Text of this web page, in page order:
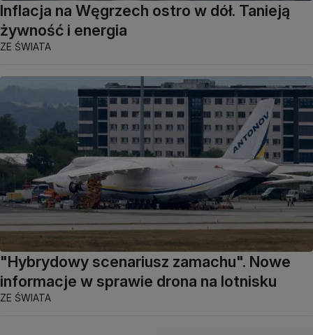
Inflacja na Węgrzech ostro w dół. Tanieją
żywność i energia
ZE ŚWIATA
"Hybrydowy scenariusz zamachu". Nowe
informacje w sprawie drona na lotnisku
ZE ŚWIATA